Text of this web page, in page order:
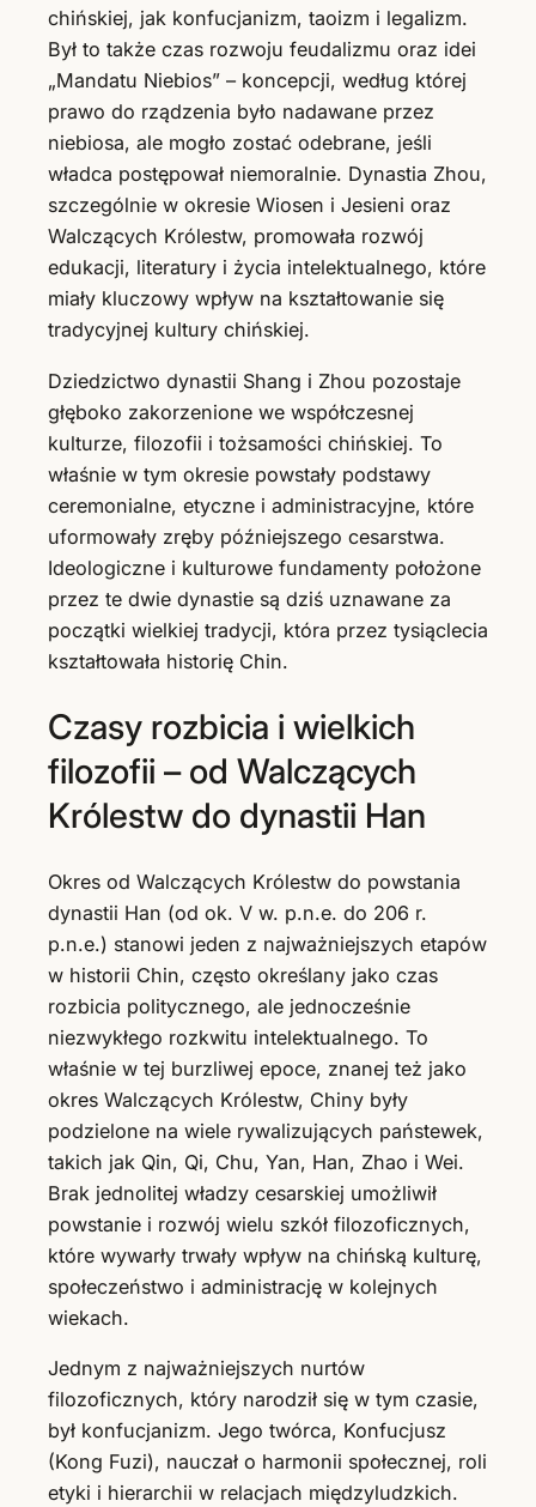
chińskiej, jak konfucjanizm, taoizm i legalizm.
Był to także czas rozwoju feudalizmu oraz idei
„Mandatu Niebios” – koncepcji, według której
prawo do rządzenia było nadawane przez
niebiosa, ale mogło zostać odebrane, jeśli
władca postępował niemoralnie. Dynastia Zhou,
szczególnie w okresie Wiosen i Jesieni oraz
Walczących Królestw, promowała rozwój
edukacji, literatury i życia intelektualnego, które
miały kluczowy wpływ na kształtowanie się
tradycyjnej kultury chińskiej.
Dziedzictwo dynastii Shang i Zhou pozostaje
głęboko zakorzenione we współczesnej
kulturze, filozofii i tożsamości chińskiej. To
właśnie w tym okresie powstały podstawy
ceremonialne, etyczne i administracyjne, które
uformowały zręby późniejszego cesarstwa.
Ideologiczne i kulturowe fundamenty położone
przez te dwie dynastie są dziś uznawane za
początki wielkiej tradycji, która przez tysiąclecia
kształtowała historię Chin.
Czasy rozbicia i wielkich
filozofii – od Walczących
Królestw do dynastii Han
Okres od Walczących Królestw do powstania
dynastii Han (od ok. V w. p.n.e. do 206 r.
p.n.e.) stanowi jeden z najważniejszych etapów
w historii Chin, często określany jako czas
rozbicia politycznego, ale jednocześnie
niezwykłego rozkwitu intelektualnego. To
właśnie w tej burzliwej epoce, znanej też jako
okres Walczących Królestw, Chiny były
podzielone na wiele rywalizujących państewek,
takich jak Qin, Qi, Chu, Yan, Han, Zhao i Wei.
Brak jednolitej władzy cesarskiej umożliwił
powstanie i rozwój wielu szkół filozoficznych,
które wywarły trwały wpływ na chińską kulturę,
społeczeństwo i administrację w kolejnych
wiekach.
Jednym z najważniejszych nurtów
filozoficznych, który narodził się w tym czasie,
był konfucjanizm. Jego twórca, Konfucjusz
(Kong Fuzi), nauczał o harmonii społecznej, roli
etyki i hierarchii w relacjach międzyludzkich.